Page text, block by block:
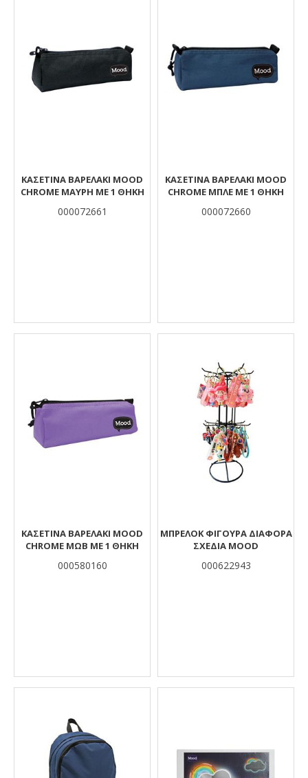
ΚΑΣΕΤΊΝΑ ΒΑΡΕΛΆΚΙ MOOD
CHROME ΜΑΎΡΗ ΜΕ 1 ΘΉΚΗ
000072661
ΚΑΣΕΤΊΝΑ ΒΑΡΕΛΆΚΙ MOOD
CHROME ΜΠΛΕ ΜΕ 1 ΘΉΚΗ
000072660
ΚΑΣΕΤΊΝΑ ΒΑΡΕΛΆΚΙ MOOD
CHROME ΜΩΒ ΜΕ 1 ΘΉΚΗ
000580160
ΜΠΡΕΛΟΚ ΦΙΓΟΥΡΑ ΔΙΑΦΟΡΑ
ΣΧΕΔΙΑ MOOD
000622943